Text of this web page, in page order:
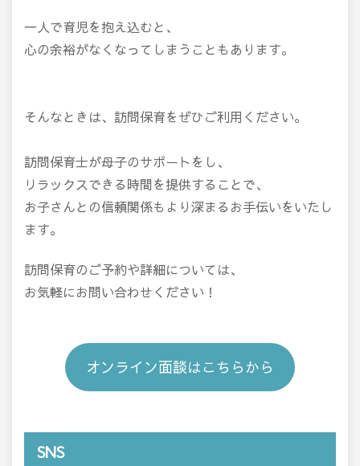
一人で育児を抱え込むと、
心の余裕がなくなってしまうこともあります。
そんなときは、訪問保育をぜひご利用ください。
訪問保育士が母子のサポートをし、
リラックスできる時間を提供することで、
お子さんとの信頼関係もより深まるお手伝いをいたし
ます。
訪問保育のご予約や詳細については、
お気軽にお問い合わせください！
オンライン面談はこちらから
SNS